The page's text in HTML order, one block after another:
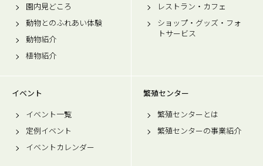
園内見どころ
動物とのふれあい体験
動物紹介
植物紹介
レストラン・カフェ
ショップ・グッズ・フォ
トサービス
イベント
イベント一覧
定例イベント
イベントカレンダー
繁殖センター
繁殖センターとは
繁殖センターの事業紹介